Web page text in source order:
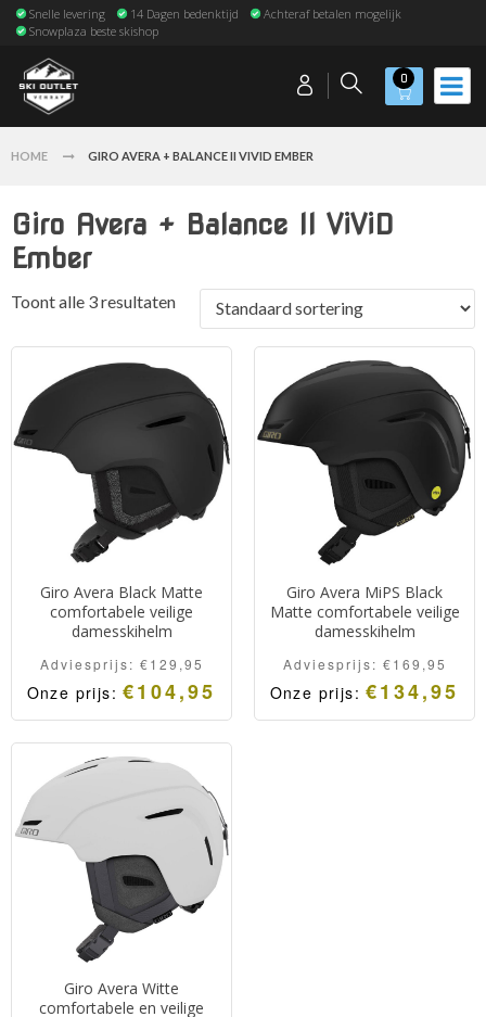
Snelle levering 14 Dagen bedenktijd
Achteraf betalen mogelijk
Snowplaza beste skishop
0
HOME GIRO AVERA + BALANCE II VIVID EMBER
Giro Avera + Balance II ViViD
Ember
Toont alle 3 resultaten
Giro Avera Black Matte
comfortabele veilige
damesskihelm
Adviesprijs: €129,95
Onze prijs:€104,95
Giro Avera MiPS Black
Matte comfortabele veilige
damesskihelm
Adviesprijs: €169,95
Onze prijs:€134,95
Giro Avera Witte
comfortabele en veilige